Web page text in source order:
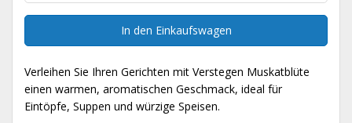
In den Einkaufswagen
Verleihen Sie Ihren Gerichten mit Verstegen Muskatblüte
einen warmen, aromatischen Geschmack, ideal für
Eintöpfe, Suppen und würzige Speisen.